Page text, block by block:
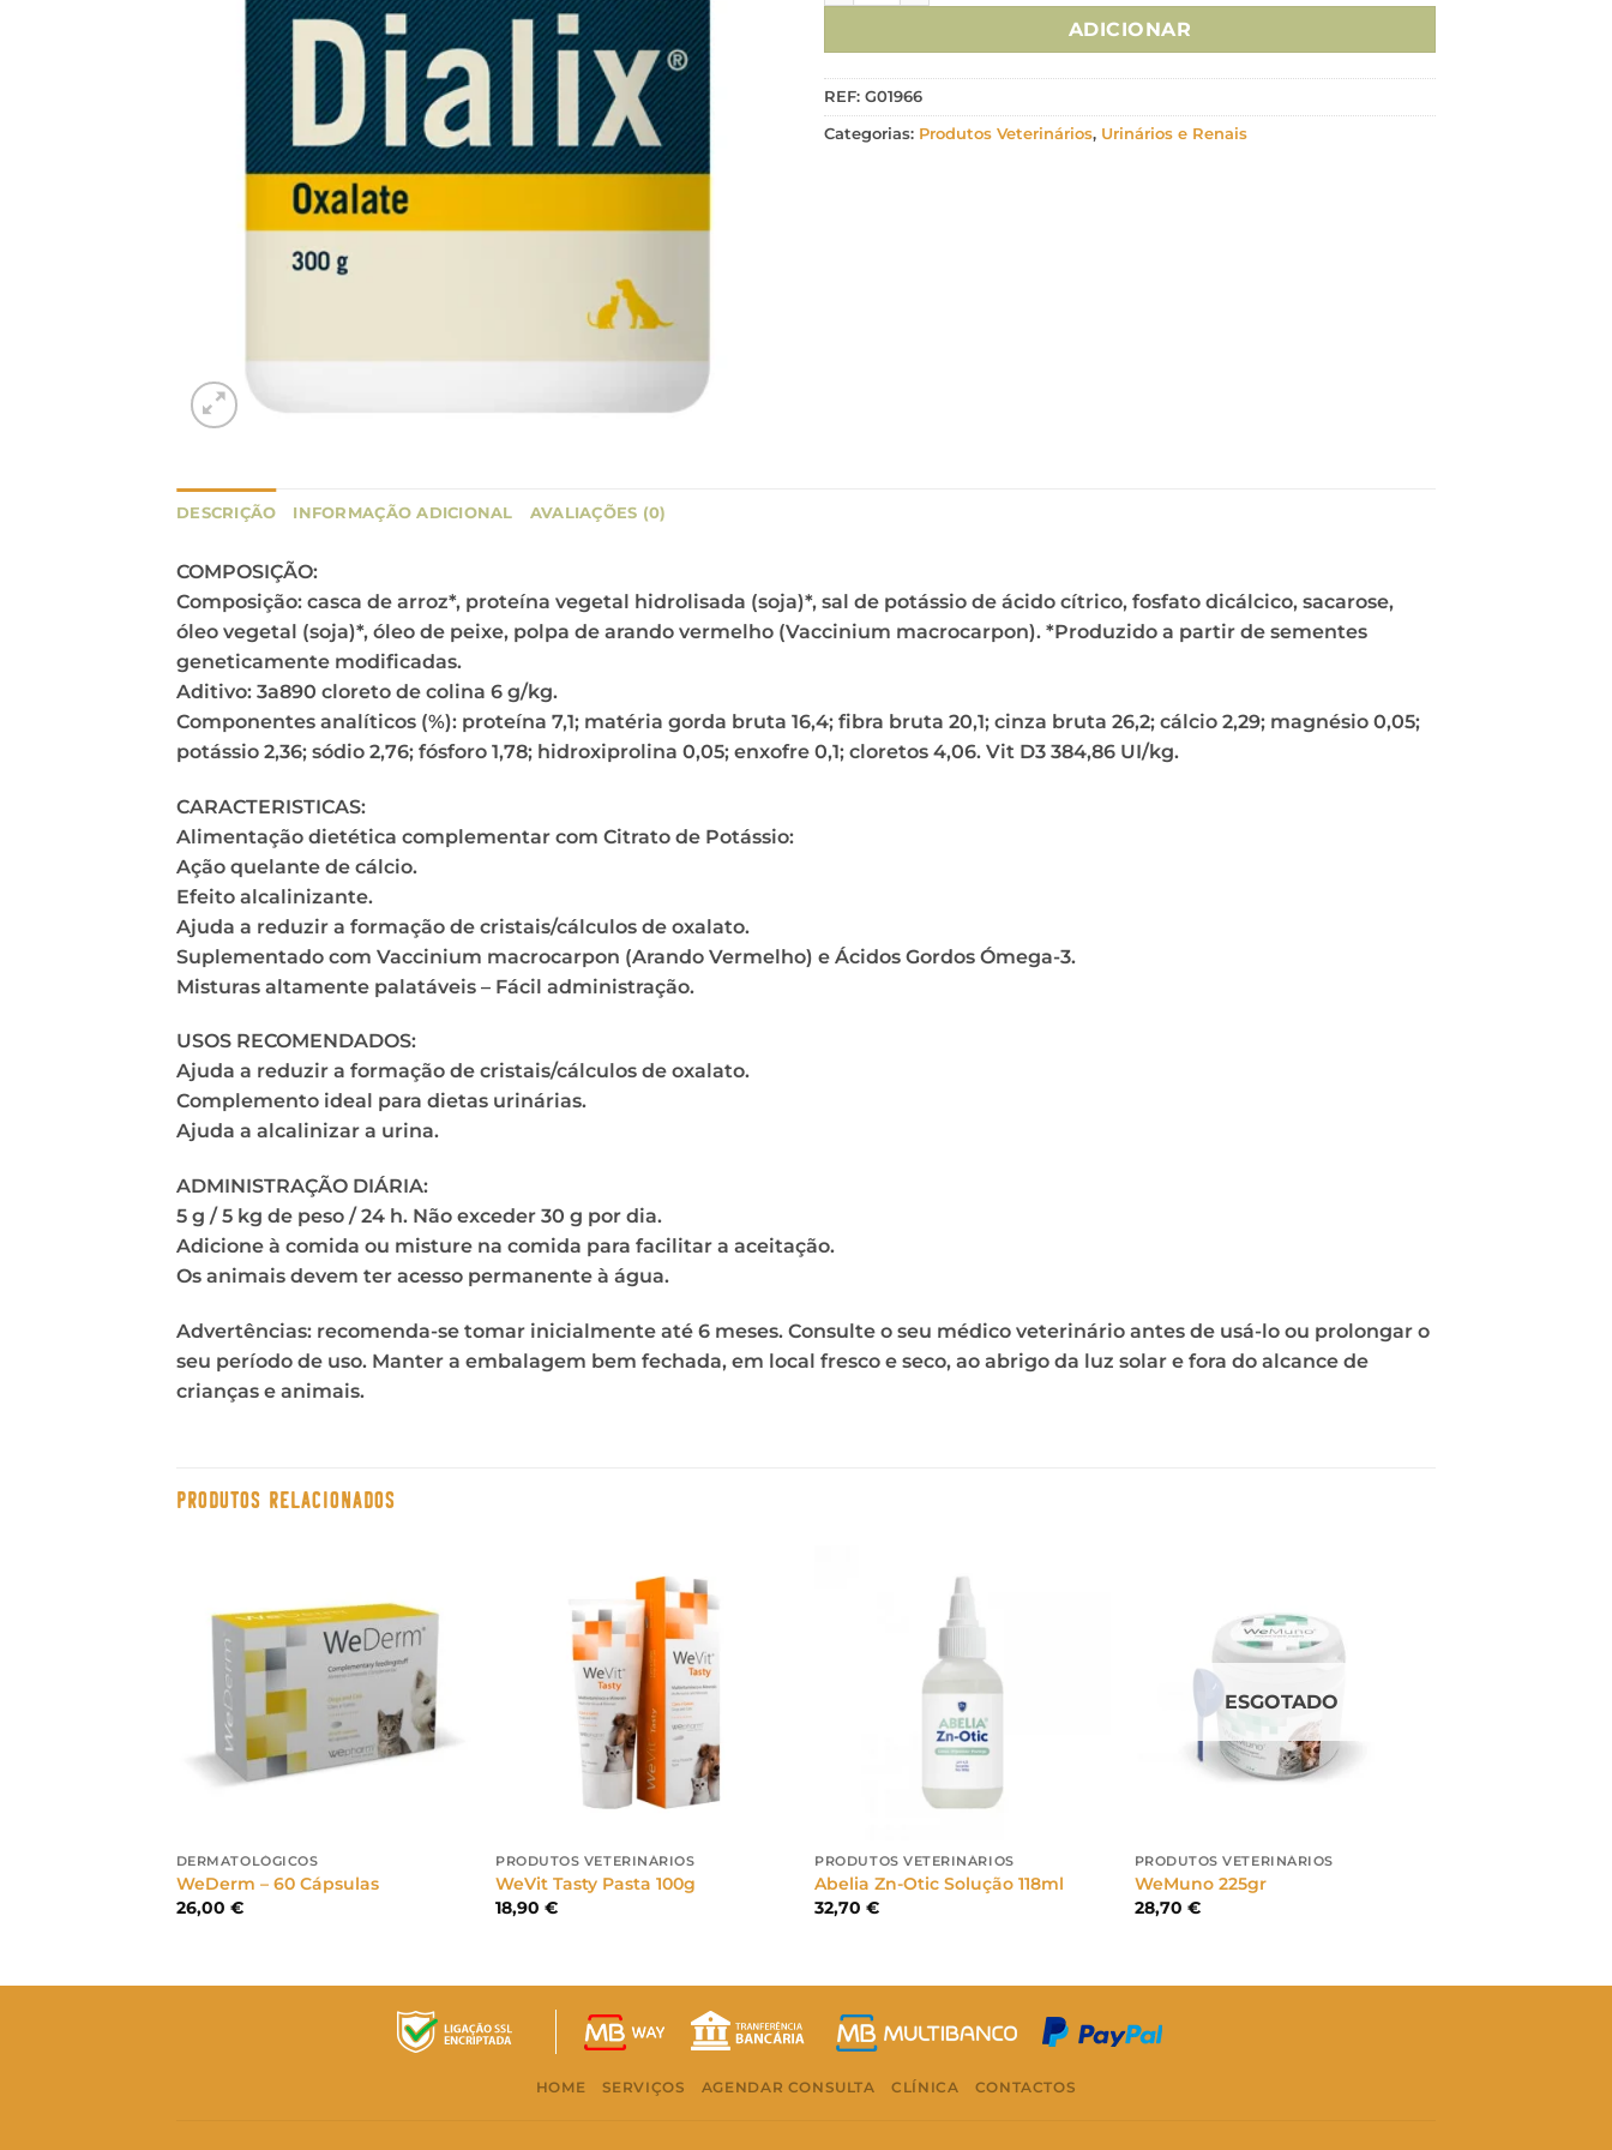
ADICIONAR
REF: G01966
Categorias: Produtos Veterinários, Urinários e Renais
DESCRIÇÃO INFORMAÇÃO ADICIONAL AVALIAÇÕES (0)
COMPOSIÇÃO:
Composição: casca de arroz*, proteína vegetal hidrolisada (soja)*, sal de potássio de ácido cítrico, fosfato dicálcico, sacarose,
óleo vegetal (soja)*, óleo de peixe, polpa de arando vermelho (Vaccinium macrocarpon). *Produzido a partir de sementes
geneticamente modificadas.
Aditivo: 3a890 cloreto de colina 6 g/kg.
Componentes analíticos (%): proteína 7,1; matéria gorda bruta 16,4; fibra bruta 20,1; cinza bruta 26,2; cálcio 2,29; magnésio 0,05;
potássio 2,36; sódio 2,76; fósforo 1,78; hidroxiprolina 0,05; enxofre 0,1; cloretos 4,06. Vit D3 384,86 UI/kg.
CARACTERISTICAS:
Alimentação dietética complementar com Citrato de Potássio:
Ação quelante de cálcio.
Efeito alcalinizante.
Ajuda a reduzir a formação de cristais/cálculos de oxalato.
Suplementado com Vaccinium macrocarpon (Arando Vermelho) e Ácidos Gordos Ómega-3.
Misturas altamente palatáveis ​​– Fácil administração.
USOS RECOMENDADOS:
Ajuda a reduzir a formação de cristais/cálculos de oxalato.
Complemento ideal para dietas urinárias.
Ajuda a alcalinizar a urina.
ADMINISTRAÇÃO DIÁRIA:
5 g / 5 kg de peso / 24 h. Não exceder 30 g por dia.
Adicione à comida ou misture na comida para facilitar a aceitação.
Os animais devem ter acesso permanente à água.
Advertências: recomenda-se tomar inicialmente até 6 meses. Consulte o seu médico veterinário antes de usá-lo ou prolongar o
seu período de uso. Manter a embalagem bem fechada, em local fresco e seco, ao abrigo da luz solar e fora do alcance de
crianças e animais.
PRODUTOS RELACIONADOS
DERMATOLÓGICOS
WeDerm – 60 Cápsulas
26,00 €
PRODUTOS VETERINÁRIOS
WeVit Tasty Pasta 100g
18,90€
PRODUTOS VETERINÁRIOS
Abelia Zn-Otic Solução 118ml
32,70€
ESGOTADO
PRODUTOS VETERINÁRIOS
WeMuno 225gr
28,70 €
HOME SERVIÇOS AGENDAR CONSULTA CLÍNICA CONTACTOS